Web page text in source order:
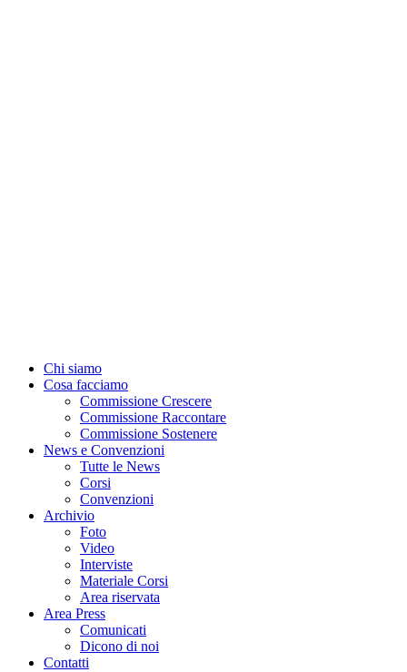
Chi siamo
Cosa facciamo
Commissione Crescere
Commissione Raccontare
Commissione Sostenere
News e Convenzioni
Tutte le News
Corsi
Convenzioni
Archivio
Foto
Video
Interviste
Materiale Corsi
Area riservata
Area Press
Comunicati
Dicono di noi
Contatti